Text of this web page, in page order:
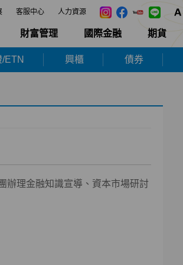
客服中心 人力資源
財富管理 國際金融 期貨
ETN 興櫃 債券
辦理金融知識宣導、資本市場研討